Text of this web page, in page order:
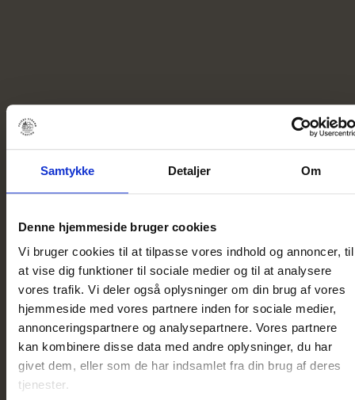
Samtykke Detaljer Om
Denne hjemmeside bruger cookies
Vi bruger cookies til at tilpasse vores indhold og annoncer, til
at vise dig funktioner til sociale medier og til at analysere
vores trafik. Vi deler også oplysninger om din brug af vores
hjemmeside med vores partnere inden for sociale medier,
annonceringspartnere og analysepartnere. Vores partnere
kan kombinere disse data med andre oplysninger, du har
givet dem, eller som de har indsamlet fra din brug af deres
tjenester.